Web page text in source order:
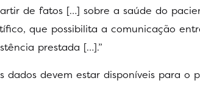
de fatos […] sobre a saúde do
que possibilita a comunicação
prestada […].”
dados devem estar disponíveis para o